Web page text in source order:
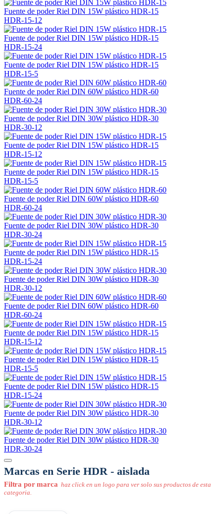
Fuente de poder Riel DIN 15W plástico HDR-15
HDR-15-12
Fuente de poder Riel DIN 15W plástico HDR-15
HDR-15-24
Fuente de poder Riel DIN 15W plástico HDR-15
HDR-15-5
Fuente de poder Riel DIN 60W plástico HDR-60
HDR-60-24
Fuente de poder Riel DIN 30W plástico HDR-30
HDR-30-12
Fuente de poder Riel DIN 15W plástico HDR-15
HDR-15-12
Fuente de poder Riel DIN 15W plástico HDR-15
HDR-15-5
Fuente de poder Riel DIN 60W plástico HDR-60
HDR-60-24
Fuente de poder Riel DIN 30W plástico HDR-30
HDR-30-24
Fuente de poder Riel DIN 15W plástico HDR-15
HDR-15-24
Fuente de poder Riel DIN 30W plástico HDR-30
HDR-30-12
Fuente de poder Riel DIN 60W plástico HDR-60
HDR-60-24
Fuente de poder Riel DIN 15W plástico HDR-15
HDR-15-12
Fuente de poder Riel DIN 15W plástico HDR-15
HDR-15-5
Fuente de poder Riel DIN 15W plástico HDR-15
HDR-15-24
Fuente de poder Riel DIN 30W plástico HDR-30
HDR-30-12
Fuente de poder Riel DIN 30W plástico HDR-30
HDR-30-24
Marcas en Serie HDR - aislada
Filtra por marca haz click en un logo para ver solo sus productos de esta
categoria.